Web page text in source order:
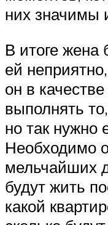
них значимы
В итоге жена
ей
он в
выполнять
но так нужно
Необходимо
мельчайших
будут жить
какой